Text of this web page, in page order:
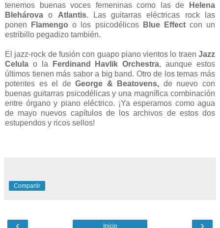
tenemos buenas voces femeninas como las de
Helena
Blehárova o Atlantis. Las guitarras eléctricas rock las
ponen
Flamengoo los psicodélicos Blue Effectcon un
estribillo pegadizo también.
El jazz-rock de fusión con guapo piano vientos lo traen Jazz
Celula o la Ferdinand Havlik Orchestra, aunque estos
últimos tienen más sabor a big band. Otro de los temas más
potentes es el deGeorge & Beatovens, de nuevo con
buenas guitarras psicodélicas y una magnífica combinación
entre órgano y piano eléctrico. ¡Ya esperamos como agua
de mayo nuevos capítulos de los archivos de estos dos
estupendos y ricos sellos!
Compartir
‹ ›
Inicio